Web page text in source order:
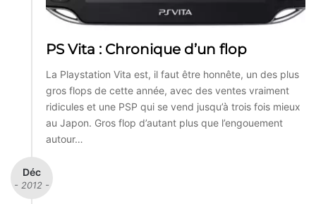
PS Vita : Chronique d’un flop
La Playstation Vita est, il faut être honnête, un des plus
gros flops de cette année, avec des ventes vraiment
ridicules et une PSP qui se vend jusqu’à trois fois mieux
au Japon. Gros flop d’autant plus que l’engouement
autour…
Déc
- 2012 -